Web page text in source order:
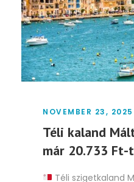
NOVEMBER 23, 2025
Téli kaland
már 20.733 Ft-
Téli szigetkaland